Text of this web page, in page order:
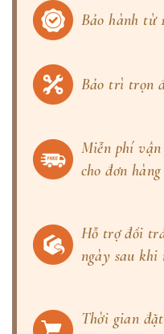
Bảo hành từ
Bảo trì trọn
Miễn phí
cho đơn
Hỗ trợ đổi
ngày sau khi
Thời gian